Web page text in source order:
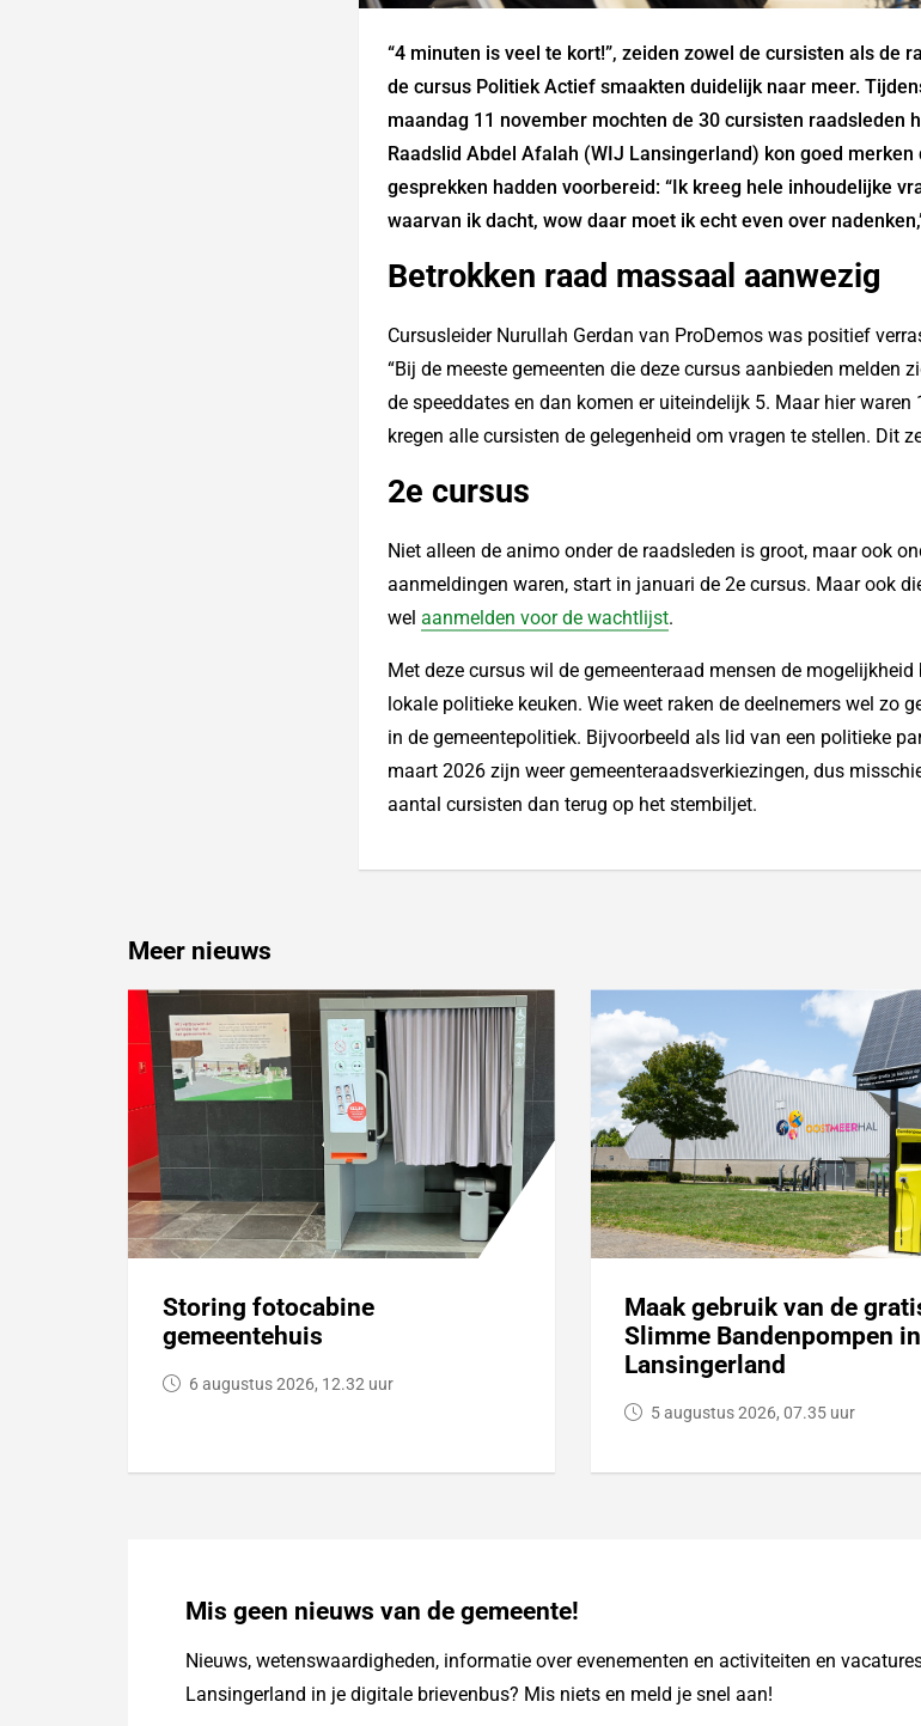
“4 minuten is veel te kort!”, zeiden zowel de cursisten als de
de cursus Politiek Actief smaakten duidelijk naar meer.
maandag 11 november mochten de 30 cursisten raadsleden
Raadslid Abdel Afalah (WIJ Lansingerland) kon goed
gesprekken hadden voorbereid: “Ik kreeg hele inhoudelijke
waarvan ik dacht, wow daar moet ik echt even over
Betrokken raad massaal aanwezig
Cursusleider Nurullah Gerdan van ProDemos was positief
“Bij de meeste gemeenten die deze cursus aanbieden melden
de speeddates en dan komen er uiteindelijk 5. Maar hier
kregen alle cursisten de gelegenheid om vragen te stellen. Dit
2e cursus
Niet alleen de animo onder de raadsleden is groot, maar ook
aanmeldingen waren, start in januari de 2e cursus. Maar ook
welaanmelden voor de wachtlijst.
Met deze cursus wil de gemeenteraad mensen de
lokale politieke keuken. Wie weet raken de deelnemers wel zo
in de gemeentepolitiek. Bijvoorbeeld als lid van een politieke
maart 2026 zijn weer gemeenteraadsverkiezingen, dus
aantal cursisten dan terug op het stembiljet.
Meer nieuws
Storing fotocabine
gemeentehuis
6 augustus 2026, 12.32 uur
Maak gebruik van de
Slimme Bandenpompen in
Lansingerland
5 augustus 2026, 07.35 uur
Mis geen nieuws van de gemeente!
Nieuws, wetenswaardigheden, informatie over evenementen en activiteiten en
Lansingerland in je digitale brievenbus? Mis niets en meld je snel aan!